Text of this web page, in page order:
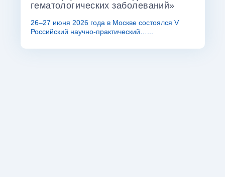
гематологических заболеваний»
26–27 июня 2026 года в Москве состоялся V
Российский научно-практический…...